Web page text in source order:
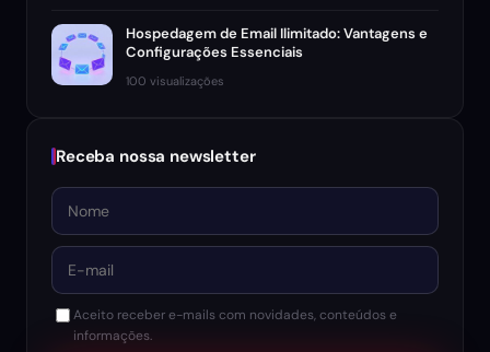
Hospedagem de Email Ilimitado: Vantagens e
Configurações Essenciais
100 visualizações
Receba nossa newsletter
Nome
E-mail
Aceito receber e-mails com novidades, conteúdos e
informações.